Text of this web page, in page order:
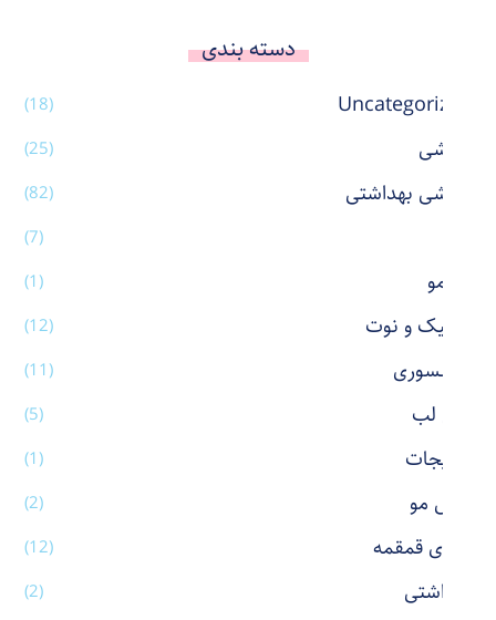
دسته بندی
Uncategorized
(18)
آرایشی (25)
آرایشی بهداشتی (82)
(7)
اتو مو (1)
استیک و نوت (12)
اکسسوری (11)
بالم لب (5)
بدلیجات (1)
برس مو (2)
بطری قمقمه (12)
بهداشتی (2)